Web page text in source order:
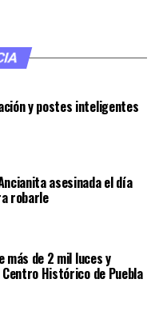
y postes inteligentes
asesinada el día
robarle
más de 2 mil luces y
Histórico de Puebla